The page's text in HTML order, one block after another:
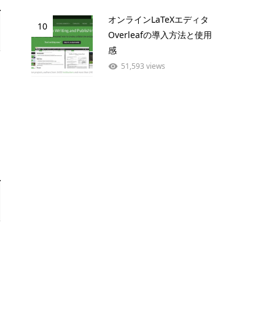
10
オンラインLaTeXエディタ
Overleafの導入方法と使用
感
51,593 views